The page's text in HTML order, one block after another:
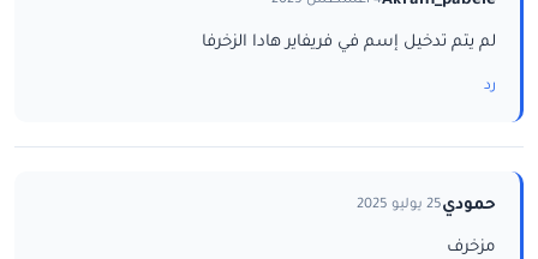
لم يتم تدخيل إسم في فريفاير هادا الزخرفا
رد
حمودي25 يوليو 2025
مزخرف